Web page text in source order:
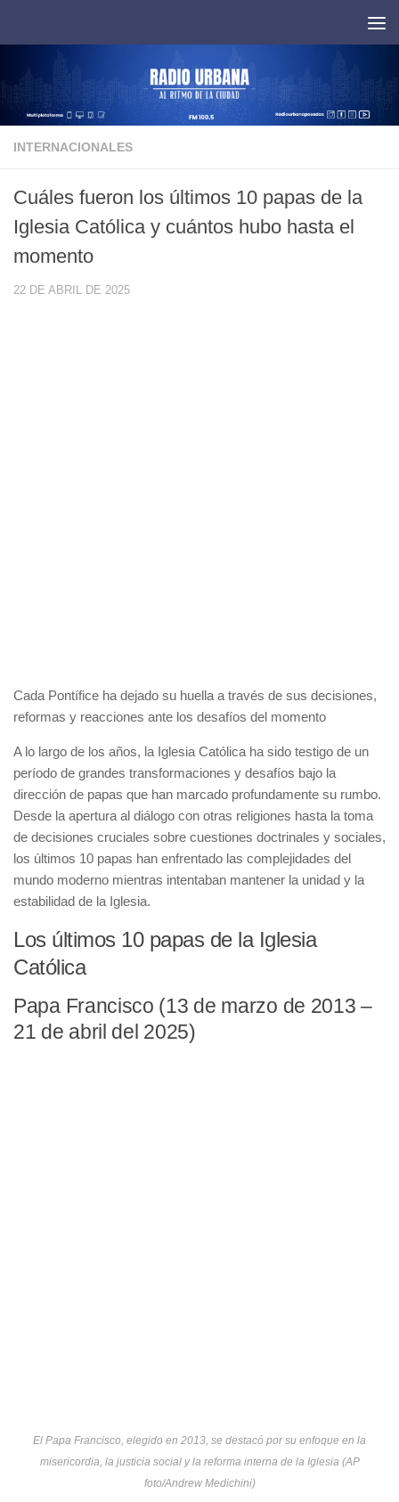
INTERNACIONALES
Cuáles fueron los últimos 10 papas de la
Iglesia Católica y cuántos hubo hasta el
momento
22 DE ABRIL DE 2025
Cada Pontífice ha dejado su huella a través de sus decisiones,
reformas y reacciones ante los desafíos del momento
A lo largo de los años, la Iglesia Católica ha sido testigo de un
período de grandes transformaciones y desafíos bajo la
dirección de papas que han marcado profundamente su rumbo.
Desde la apertura al diálogo con otras religiones hasta la toma
de decisiones cruciales sobre cuestiones doctrinales y sociales,
los últimos 10 papas han enfrentado las complejidades del
mundo moderno mientras intentaban mantener la unidad y la
estabilidad de la Iglesia.
Los últimos 10 papas de la Iglesia
Católica
Papa Francisco (13 de marzo de 2013 –
21 de abril del 2025)
El Papa Francisco, elegido en 2013, se destacó por su enfoque en la
misericordia, la justicia social y la reforma interna de la Iglesia (AP
foto/Andrew Medichini)